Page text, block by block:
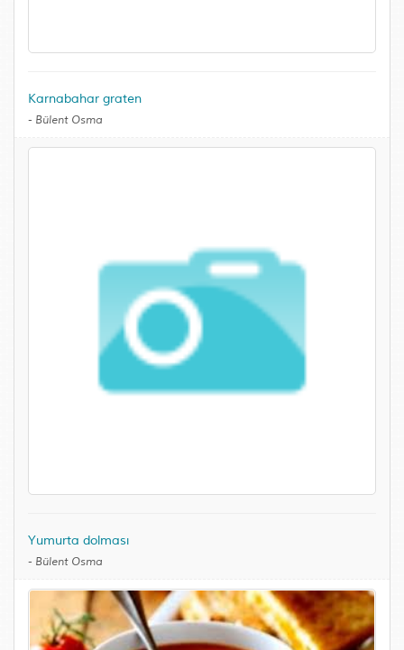
Karnabahar graten
- Bülent Osma
Yumurta dolması
- Bülent Osma